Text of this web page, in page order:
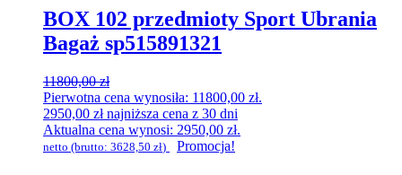
BOX 102 przedmioty Sport Ubrania
Bagaż sp515891321
11800,00zł
Pierwotna cena wynosiła: 11800,00 zł.
2950,00 złnajniższa cena z 30 dni
Aktualna cena wynosi: 2950,00 zł.
netto (brutto: 3628,50 zł) Promocja!